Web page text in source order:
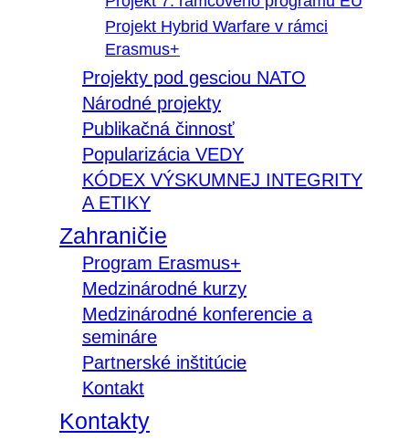
Projekt Hybrid Warfare v rámci
Erasmus+
Projekty pod gesciou NATO
Národné projekty
Publikačná činnosť
Popularizácia VEDY
KÓDEX VÝSKUMNEJ INTEGRITY
A ETIKY
Zahraničie
Program Erasmus+
Medzinárodné kurzy
Medzinárodné konferencie a
semináre
Partnerské inštitúcie
Kontakt
Kontakty